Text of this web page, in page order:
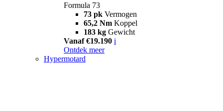
Formula 73
73 pk Vermogen
65,2 Nm Koppel
183 kg Gewicht
Vanaf €19.190 i
Ontdek meer
Hypermotard